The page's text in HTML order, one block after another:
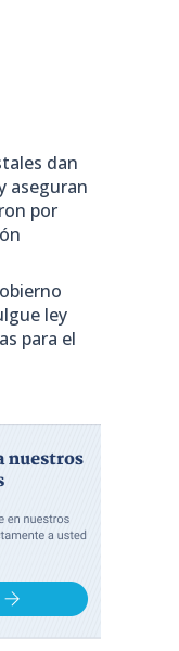
dan
aseguran
por
ley
para el